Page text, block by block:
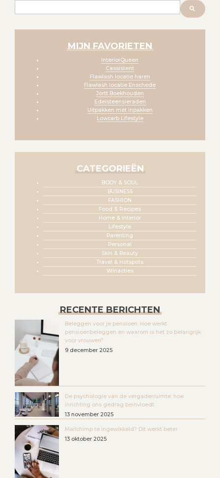
MIJN FAVORIETEN
InteriorQueen
Cassistent
Flawlash locatie haren
Flawlash locatie Enschede
Jortt Boekhouden
Edelsteensieraden
Uitpakken met inpakken
Lowcarb Lifestyle
CATEGORIEËN
BODY & SOUL
BUSINESS
FASHION
Food & Recipes
Home & Interior
Lifestyle
Parenting
Personal
Skin & Beauty
Travel & Hotspots
Winacties
RECENTE BERICHTEN
Beleggen voor je pensioen. Hoe werkt
pensioenbeleggen en waarom is het zo belangrijk
voor vrouwen?
9 december 2025
De psychologie van de vergaderruimte: hoe
inrichting ons gedrag beïnvloedt
13 november 2025
Mailchimp te ingewikkeld? Dit werkt beter
13 oktober 2025